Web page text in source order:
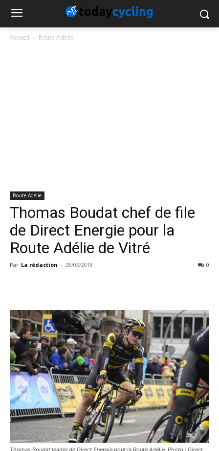
Accueil Route Adélie
Route Adélie
Thomas Boudat chef de file
de Direct Energie pour la
Route Adélie de Vitré
Par La rédaction - 28/03/2018 0
Thomas Boudat leader de Direct Energie pour la Route Adélie. Photo : Direct